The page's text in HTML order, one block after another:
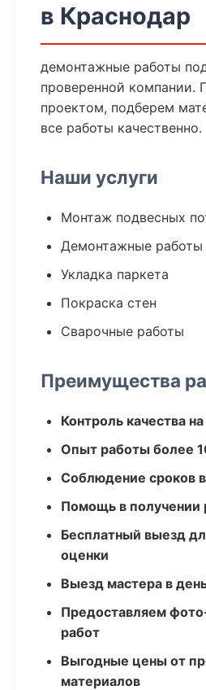
в Краснодар
демонтажные работы
проверенной компании.
проектом, подберем
все работы качественно.
Наши услуги
Монтаж подвесных
Демонтажные работы
Укладка паркета
Покраска стен
Сварочные работы
Преимущества
Контроль качества
Опыт работы более
Соблюдение сроков
Помощь в получении
Бесплатный выезд
оценки
Выезд мастера в
Предоставляем
работ
Выгодные цены от
материалов